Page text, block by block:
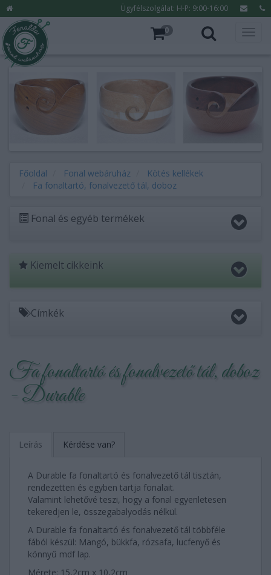
Ügyfélszolgálat: H-P: 9:00-16:00
0
Főoldal Fonal webáruház
Kötés kellékek
Fa fonaltartó, fonalvezető tál, doboz
Fonal és egyéb termékek
Kiemelt cikkeink
Címkék
Fa fonaltartó és fonalvezető tál, doboz
- Durable
Leírás Kérdése van?
A Durable fa fonaltartó és fonalvezető tál tisztán,
rendezetten és egyben tartja fonalait.
Valamint lehetővé teszi, hogy a fonal egyenletesen
tekeredjen le, összegabalyodás nélkül.
A Durable fa fonaltartó és fonalvezető tál többféle
fából készül: Mangó, bükkfa, rózsafa, lucfenyő és
könnyű mdf lap.
Mérete: 15,2cm x 10,2cm